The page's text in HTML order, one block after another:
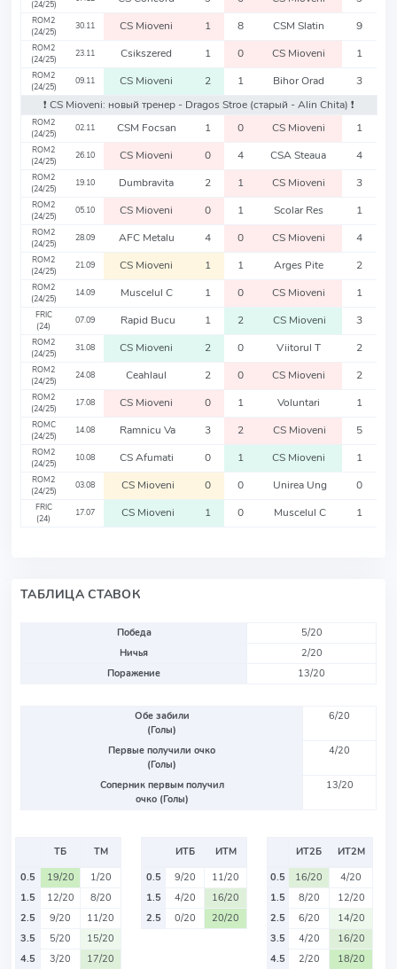
(24/25)
ROM2
(24/25)
30.11 CS Mioveni 1 8 CSM Slatin 9
ROM2
(24/25)
23.11 Csikszered 1 0 CS Mioveni 1
ROM2
(24/25)
09.11 CS Mioveni 2 1 Bihor Orad
3
❗️ CS Mioveni: новый тренер - Dragos Stroe (старый - Alin Chita) ❗️
ROM2
(24/25)
02.11 CSM Focsan 1 0 CS Mioveni 1
ROM2
(24/25)
26.10 CS Mioveni 0 4 CSA Steaua 4
ROM2
(24/25)
19.10 Dumbravita 2 1 CS Mioveni 3
ROM2
(24/25)
05.10 CS Mioveni 0 1 Scolar Res 1
ROM2
(24/25)
28.09 AFC Metalu 4 0 CS Mioveni 4
ROM2
(24/25)
21.09 CS Mioveni 1 1 Arges Pite 2
ROM2
(24/25)
14.09 Muscelul C 1 0 CS Mioveni 1
FRIC
(24)
07.09 Rapid Bucu 1 2 CS Mioveni 3
ROM2
(24/25)
31.08 CS Mioveni 2 0 Viitorul T 2
ROM2
(24/25)
24.08 Ceahlaul 2 0 CS Mioveni 2
ROM2
(24/25)
17.08 CS Mioveni 0 1 Voluntari 1
ROMC
(24/25)
14.08 Ramnicu Va 3 2 CS Mioveni 5
ROM2
(24/25)
10.08 CS Afumati 0 1 CS Mioveni 1
ROM2
(24/25)
03.08 CS Mioveni 0 0 Unirea Ung 0
FRIC
(24)
17.07 CS Mioveni 1 0 Muscelul C 1
ТАБЛИЦА СТАВОК
Победа
5/20
Ничья
2/20
Поражение
13/20
Обе забили
(Голы)
6/20
Первые получили очко
(Голы)
4/20
Соперник первым получил
очко (Голы)
13/20
ТБ
ТМ
0.5
19/20
1/20
1.5
12/20
8/20
2.5
9/20
11/20
3.5
5/20
15/20
4.5
3/20
17/20
ИТБ
ИТМ
0.5
9/20
11/20
1.5
4/20
16/20
2.5
0/20 20/20
ИТ2Б
ИТ2М
0.5
16/20
4/20
1.5
8/20
12/20
2.5
6/20
14/20
3.5
4/20
16/20
4.5
2/20
18/20